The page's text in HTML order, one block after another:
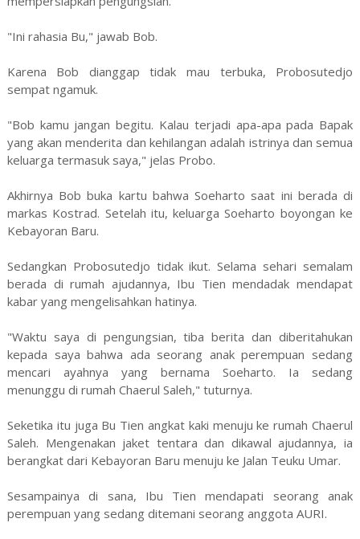
"Ini rahasia Bu," jawab Bob.
Karena Bob dianggap tidak mau terbuka, Probosutedjo
sempat ngamuk.
"Bob kamu jangan begitu. Kalau terjadi apa-apa pada Bapak
yang akan menderita dan kehilangan adalah istrinya dan semua
keluarga termasuk saya," jelas Probo.
Akhirnya Bob buka kartu bahwa Soeharto saat ini berada di
markas Kostrad. Setelah itu, keluarga Soeharto boyongan ke
Kebayoran Baru.
Sedangkan Probosutedjo tidak ikut. Selama sehari semalam
berada di rumah ajudannya, Ibu Tien mendadak mendapat
kabar yang mengelisahkan hatinya.
"Waktu saya di pengungsian, tiba berita dan diberitahukan
kepada saya bahwa ada seorang anak perempuan sedang
mencari ayahnya yang bernama Soeharto. Ia sedang
menunggu di rumah Chaerul Saleh," tuturnya.
Seketika itu juga Bu Tien angkat kaki menuju ke rumah Chaerul
Saleh. Mengenakan jaket tentara dan dikawal ajudannya, ia
berangkat dari Kebayoran Baru menuju ke Jalan Teuku Umar.
Sesampainya di sana, Ibu Tien mendapati seorang anak
perempuan yang sedang ditemani seorang anggota AURI.